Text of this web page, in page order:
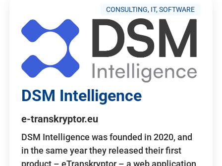
CONSULTING, IT, SOFTWARE
DSM Intelligence
e-transkryptor.eu
DSM Intelligence was founded in 2020, and
in the same year they released their first
product – eTranskryptor – a web application